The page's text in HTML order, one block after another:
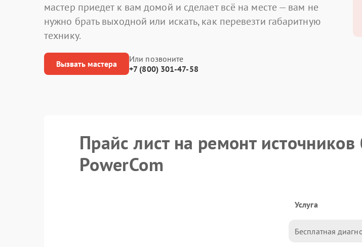
мастер приедет к вам домой и сделает всё на месте — вам не
нужно брать выходной или искать, как перевезти габаритную
технику.
Вызвать мастера
Или позвоните
+7 (800) 301-47-58
Прайс лист на ремонт
PowerCom
Услуга
Бесплатная